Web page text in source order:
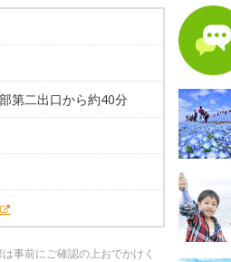
第二出口から約40分
事前にご確認の上おでかけく